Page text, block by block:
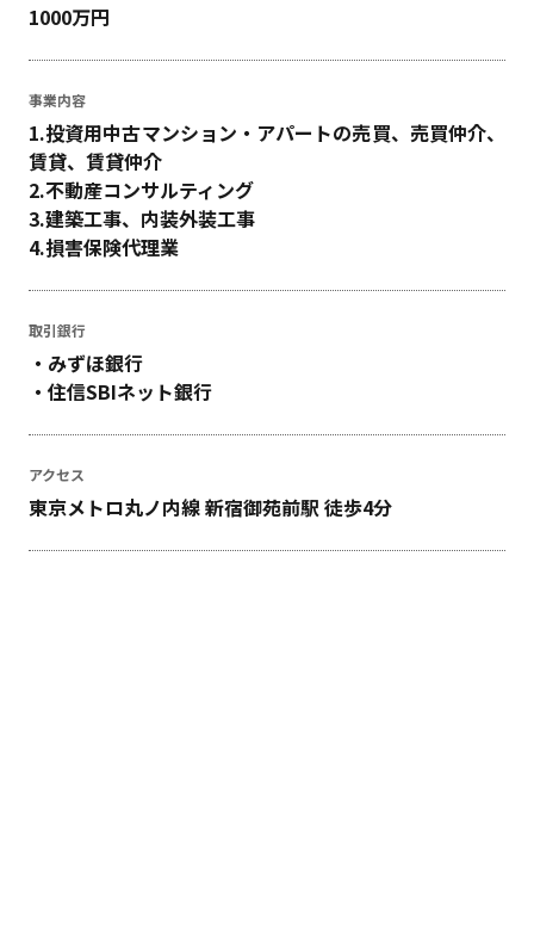
1000万円
事業内容
1.投資用中古マンション・アパートの売買、売買仲介、
賃貸、賃貸仲介
2.不動産コンサルティング
3.建築工事、内装外装工事
4.損害保険代理業
取引銀行
・みずほ銀行
・住信SBIネット銀行
アクセス
東京メトロ丸ノ内線 新宿御苑前駅 徒歩4分